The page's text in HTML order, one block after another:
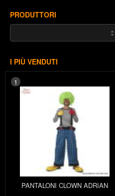
PRODUTTORI
I PIÙ VENDUTI
1
PANTALONI CLOWN ADRIAN